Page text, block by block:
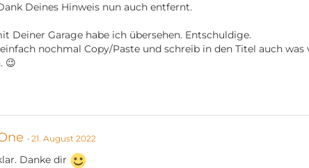
Deines Hinweis nun auch entfernt.
Deiner Garage habe ich übersehen. Entschuldige.
nochmal Copy/Paste und schreib in den Titel auch
😉
21. August 2022
Danke dir